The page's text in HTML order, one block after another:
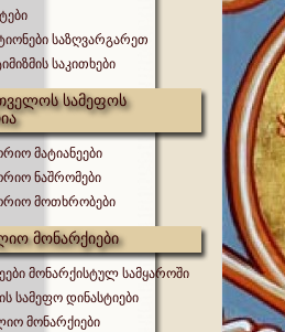
საზღვარგარეთ
საკითხები
სამეფოს
მატიანეები
ნაშრომები
მოთხრობები
მონარქიები
მონარქისტულ სამყაროში
სამეფო დინასტიები
მონარქიები